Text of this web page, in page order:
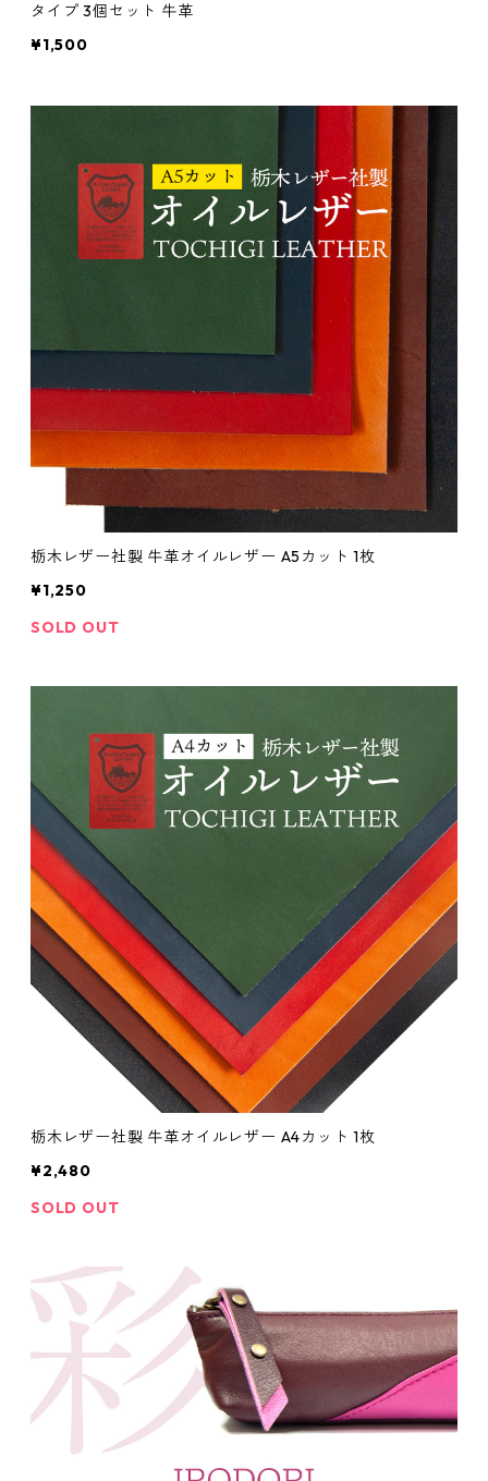
タイプ 3個セット 牛革
¥1,500
栃木レザー社製 牛革オイルレザー A5カット 1枚
¥1,250
SOLD OUT
栃木レザー社製 牛革オイルレザー A4カット 1枚
¥2,480
SOLD OUT